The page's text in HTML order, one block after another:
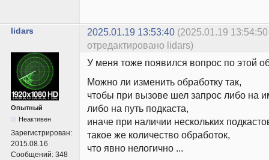
lidars 2025.01.19 13:53:40 (2025.01.19 13:54:50
отредактировано lidars)
Опытный
Неактивен
Зарегистрирован:
2015.08.16
Сообщений: 348
У меня тоже появился вопрос по этой
Можно ли изменить обработку так,
чтобы при вызове шел запрос либо на
либо на путь подкаста,
иначе при наличии нескольких
такое же количество обработок,
что явно нелогично ...